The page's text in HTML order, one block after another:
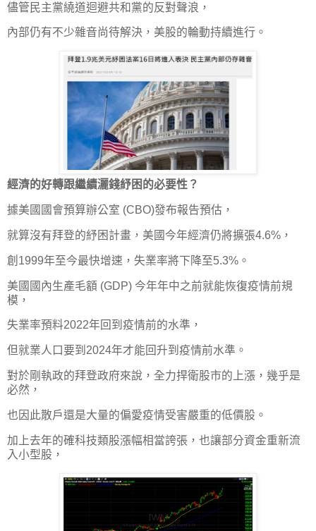
儘管民主黨繞道迴避共和黨的反對聲浪，
內部仍有不少雜音尚待解決，美股的輪動持續進行。
經濟的好轉跟繼續灑錢紓困的必要性？
據美國國會預算辦公室 (CBO)發布報告預估，
就算沒有拜登的紓困計畫，美國今年經濟仍將擴張4.6%，
創1999年至今最快增速，失業率將下降至5.3%。
美國國內生產毛額 (GDP) 今年年中之前就能恢復疫情前規
模，
失業率預料2022年回到疫情前的水準，
但就業人口要到2024年才能回升到疫情前水準。
對於剛執政的拜登政府來說，全力捍衛股市的上漲，幾乎是
必然，
也因此散戶還是大量的偏愛疫情受害嚴重的低價股。
加上去年的確科技類股漲幅相當誇張，也讓部分資金重新流
入小型股，